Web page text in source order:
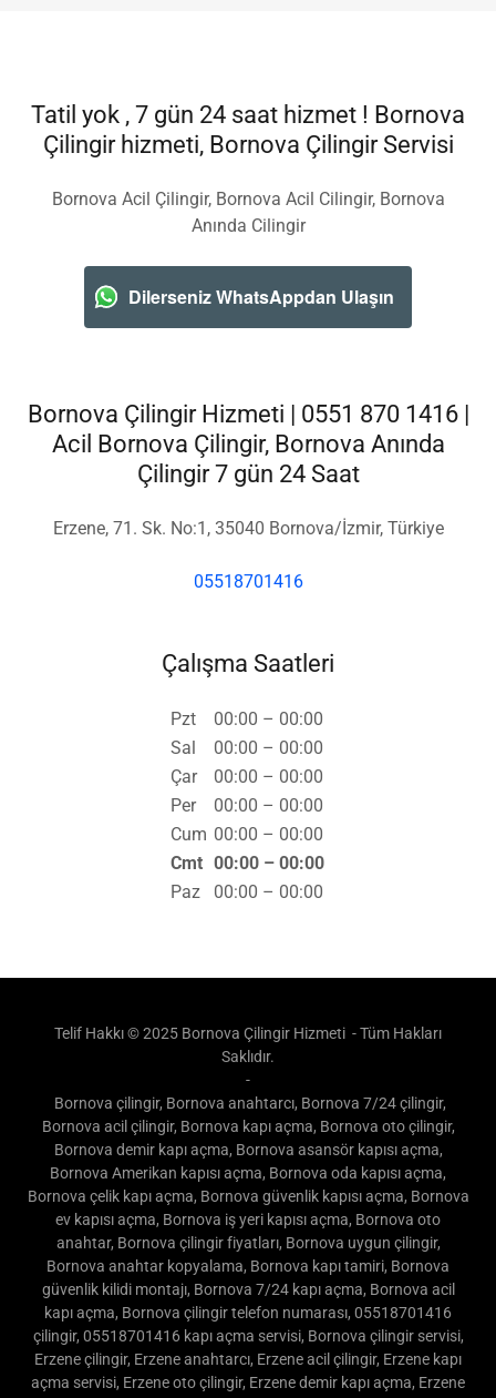
Tatil yok , 7 gün 24 saat hizmet ! Bornova
Bornova Acil Çilingir, Bornova Acil Cilingir, Bornova
Dilerseniz WhatsAppdan Ulaşın
Bornova Çilingir Hizmeti | 0551 870 1416 |
Acil Bornova Çilingir, Bornova Anında
Pzt
00:00 – 00:00
Sal
00:00 – 00:00
Çar
00:00 – 00:00
Per
00:00 – 00:00
Cum 00:00 – 00:00
Cmt
00:00 – 00:00
Telif Hakkı © 2025 Bornova Çilingir Hizmeti - Tüm Hakları
Saklıdır.
-
Bornova çilingir, Bornova anahtarcı, Bornova 7/24 çilingir,
Bornova acil çilingir, Bornova kapı açma, Bornova oto çilingir,
Bornova demir kapı açma, Bornova asansör kapısı açma,
Bornova Amerikan kapısı açma, Bornova oda kapısı açma,
Bornova çelik kapı açma, Bornova güvenlik kapısı açma, Bornova
ev kapısı açma, Bornova iş yeri kapısı açma, Bornova oto
anahtar, Bornova çilingir fiyatları, Bornova uygun çilingir,
Bornova anahtar kopyalama, Bornova kapı tamiri, Bornova
güvenlik kilidi montajı, Bornova 7/24 kapı açma, Bornova acil
kapı açma, Bornova çilingir telefon numarası, 05518701416
çilingir, 05518701416 kapı açma servisi, Bornova çilingir servisi,
Erzene çilingir, Erzene anahtarcı, Erzene acil çilingir, Erzene kapı